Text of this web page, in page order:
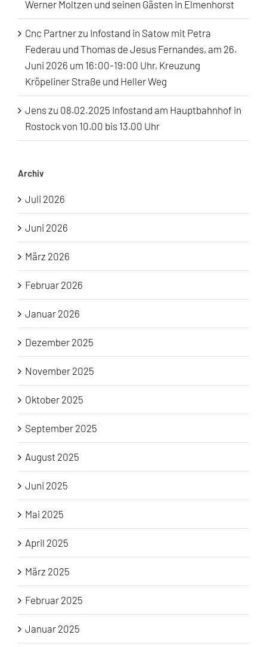
Werner Moltzen und seinen Gästen in Elmenhorst
Cnc Partnerzu Infostand in Satow mit Petra
Federau und Thomas de Jesus Fernandes, am 26.
Juni 2026 um 16:00-19:00 Uhr, Kreuzung
Kröpeliner Straße und Heller Weg
Jenszu 08.02.2025 Infostand am Hauptbahnhof in
Rostock von 10.00 bis 13.00 Uhr
Archiv
Juli 2026
Juni 2026
März 2026
Februar 2026
Januar 2026
Dezember 2025
November 2025
Oktober 2025
September 2025
August 2025
Juni 2025
Mai 2025
April 2025
März 2025
Februar 2025
Januar 2025